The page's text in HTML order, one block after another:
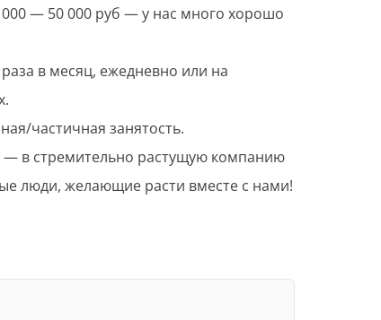
— 50 000 руб — у нас много хорошо
в месяц, ежедневно или на
частичная занятость.
в стремительно растущую компанию
люди, желающие расти вместе с нами!